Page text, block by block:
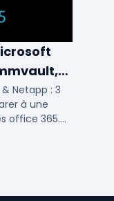
Netapp : 3
à une
office 365.